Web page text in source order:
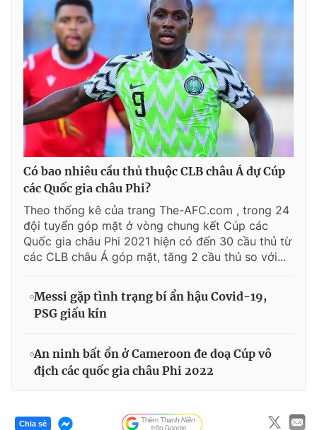
Có bao nhiêu cầu thủ thuộc CLB châu Á dự Cúp
các Quốc gia châu Phi?
Theo thống kê của trang The-AFC.com , trong 24
đội tuyển góp mặt ở vòng chung kết Cúp các
Quốc gia châu Phi 2021 hiện có đến 30 cầu thủ từ
các CLB châu Á góp mặt, tăng 2 cầu thủ so với...
Messi gặp tình trạng bí ẩn hậu Covid-19,
PSG giấu kín
An ninh bất ổn ở Cameroon đe doạ Cúp vô
địch các quốc gia châu Phi 2022
Chia sẻ